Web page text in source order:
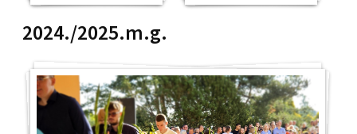
2024./2025.m.g.